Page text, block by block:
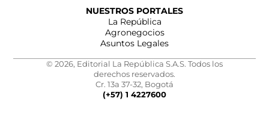
NUESTROS PORTALES
La República
Agronegocios
Asuntos Legales
© 2026, Editorial La República S.A.S. Todos los
derechos reservados.
Cr. 13a 37-32, Bogotá
(+57) 1 4227600